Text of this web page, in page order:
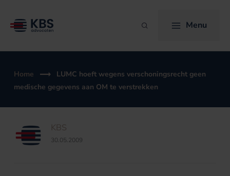
naar
Zoeken Menu
Home
LUMC hoeft wegens verschoningsrecht geen
medische gegevens aan OM te verstrekken
KBS
30.05.2009